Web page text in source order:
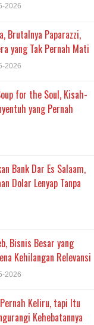
2026
Brutalnya Paparazzi,
yang Tak Pernah Mati
2026
for the Soul, Kisah-
yang Pernah
Bank Dar Es Salaam,
Dolar Lenyap Tanpa
Bisnis Besar yang
Kehilangan Relevansi
2026
Keliru, tapi Itu
Kehebatannya